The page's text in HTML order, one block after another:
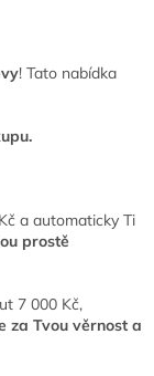
! Tato nabídka
a automaticky Ti
prostě
7 000 Kč,
za Tvou věrnost a